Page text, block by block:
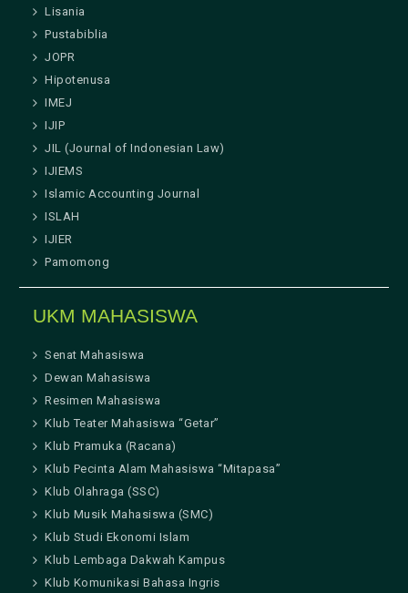
Lisania
Pustabiblia
JOPR
Hipotenusa
IMEJ
IJIP
JIL (Journal of Indonesian Law)
IJIEMS
Islamic Accounting Journal
ISLAH
IJIER
Pamomong
UKM MAHASISWA
Senat Mahasiswa
Dewan Mahasiswa
Resimen Mahasiswa
Klub Teater Mahasiswa “Getar”
Klub Pramuka (Racana)
Klub Pecinta Alam Mahasiswa “Mitapasa”
Klub Olahraga (SSC)
Klub Musik Mahasiswa (SMC)
Klub Studi Ekonomi Islam
Klub Lembaga Dakwah Kampus
Klub Komunikasi Bahasa Ingris